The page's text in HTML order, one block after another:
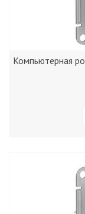
Компьютерная